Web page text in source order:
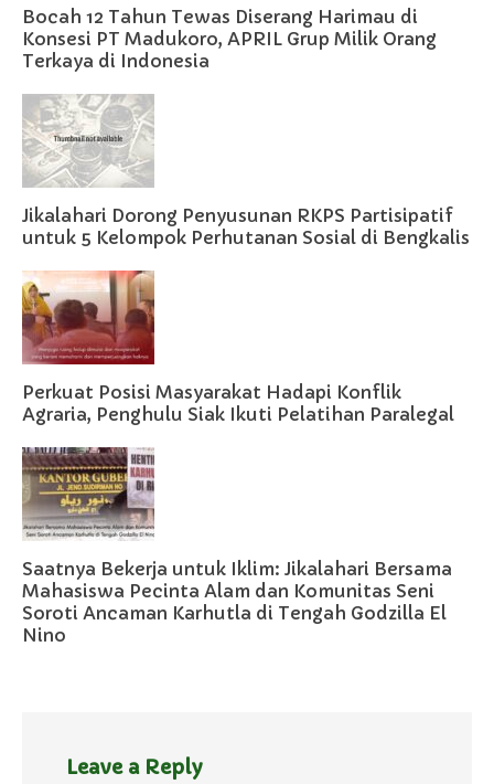
Bocah 12 Tahun Tewas Diserang Harimau di
Konsesi PT Madukoro, APRIL Grup Milik Orang
Terkaya di Indonesia
Jikalahari Dorong Penyusunan RKPS Partisipatif
untuk 5 Kelompok Perhutanan Sosial di Bengkalis
Perkuat Posisi Masyarakat Hadapi Konflik
Agraria, Penghulu Siak Ikuti Pelatihan Paralegal
Saatnya Bekerja untuk Iklim: Jikalahari Bersama
Mahasiswa Pecinta Alam dan Komunitas Seni
Soroti Ancaman Karhutla di Tengah Godzilla El
Nino
Leave a Reply